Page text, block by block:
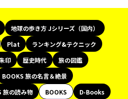
地球の歩き方 Jシリーズ（国内）
Plat
ランキング&テクニック
印 歴史時代
旅の図鑑
BOOKS 旅の名言＆絶景
旅の読み物 BOOKS
D-Books